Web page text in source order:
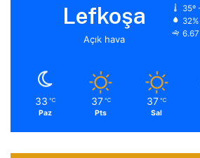
Lefkoşa
Açık hava
35º
32%
33 ℃
Paz
37 ℃
Pts
37 ℃
Sal